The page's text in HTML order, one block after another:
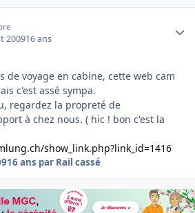
200916 ans
de voyage en cabine, cette web cam
c'est assé sympa.
regardez la propreté de
à chez nous. ( hic ! bon c'est la
show_link.php?link_id=1416
16 ans par Rail cassé